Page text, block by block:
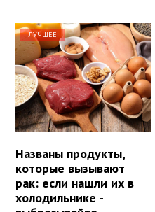
ЛУЧШЕЕ
Названы продукты,
которые вызывают
рак: если нашли их в
холодильнике -